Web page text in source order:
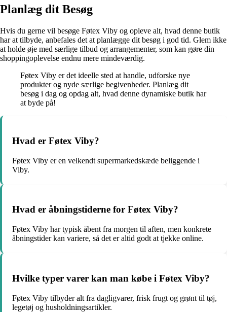
Planlæg dit Besøg
Hvis du gerne vil besøge Føtex Viby og opleve alt, hvad denne butik
har at tilbyde, anbefales det at planlægge dit besøg i god tid. Glem ikke
at holde øje med særlige tilbud og arrangementer, som kan gøre din
shoppingoplevelse endnu mere mindeværdig.
Føtex Viby er det ideelle sted at handle, udforske nye
produkter og nyde særlige begivenheder. Planlæg dit
besøg i dag og opdag alt, hvad denne dynamiske butik har
at byde på!
Hvad er Føtex Viby?
Føtex Viby er en velkendt supermarkedskæde beliggende i
Viby.
Hvad er åbningstiderne for Føtex Viby?
Føtex Viby har typisk åbent fra morgen til aften, men konkrete
åbningstider kan variere, så det er altid godt at tjekke online.
Hvilke typer varer kan man købe i Føtex Viby?
Føtex Viby tilbyder alt fra dagligvarer, frisk frugt og grønt til tøj,
legetøj og husholdningsartikler.